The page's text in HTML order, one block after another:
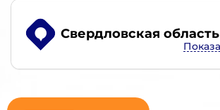
Свердловская область